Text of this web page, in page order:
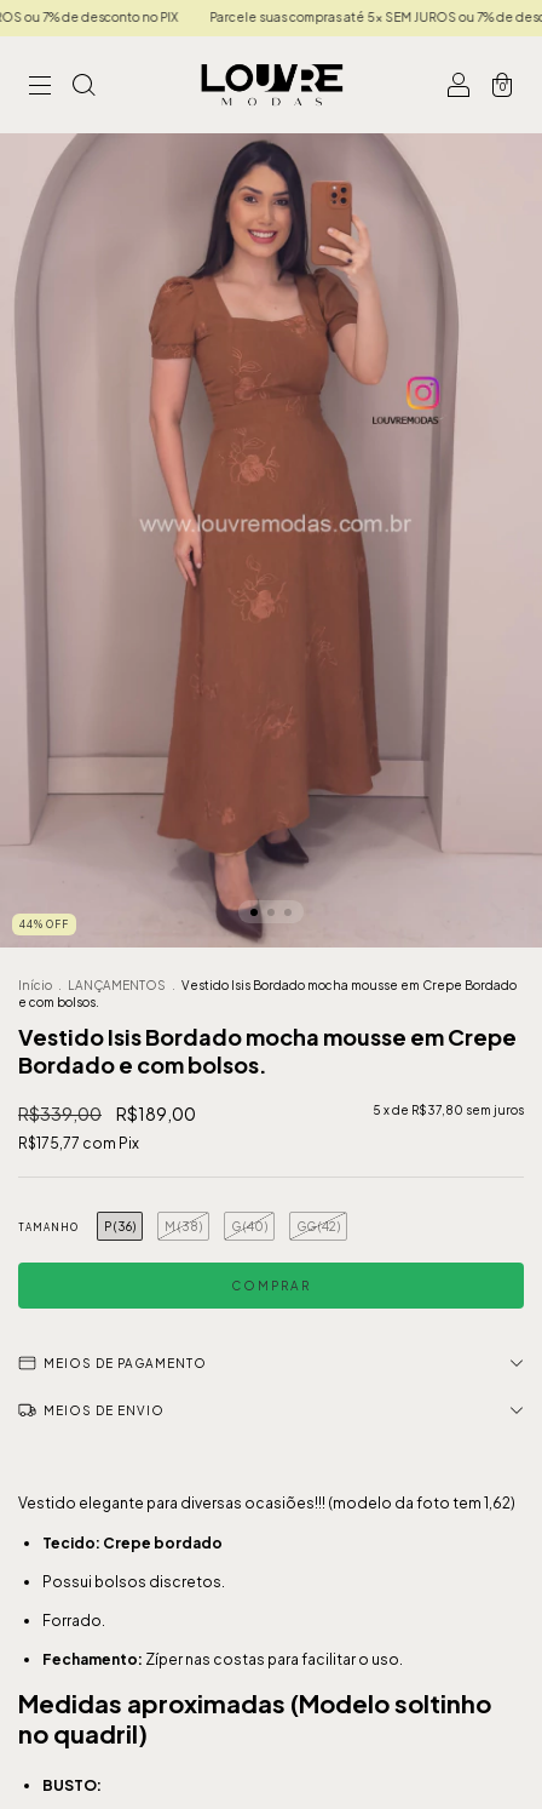
7% de desconto no PIX Parcele suas compras até 5x SEM JUROS ou 7% de
0
44% OFF
Início LANÇAMENTOS
Vestido Isis Bordado mocha mousse em Crepe Bordado
e com bolsos.
Vestido Isis Bordado mocha mousse em Crepe
Bordado e com bolsos.
R$339,00 R$189,00 5 x de R$37,80 sem juros
R$175,77 com Pix
TAMANHO P (36) M (38) G (40) GG (42)
MEIOS DE PAGAMENTO
MEIOS DE ENVIO
Vestido elegante para diversas ocasiões!!! (modelo da foto tem 1,62)
Tecido: Crepe bordado
Possui bolsos discretos.
Forrado.
Fechamento: Zíper nas costas para facilitar o uso.
Medidas aproximadas (Modelo soltinho
no quadril)
BUSTO: